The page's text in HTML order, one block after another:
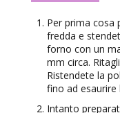
Per prima cosa
fredda e
forno con un
mm circa.
Ristendete la
fino ad esaurire
Intanto